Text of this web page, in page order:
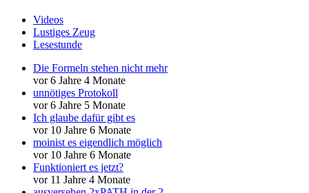
Videos
Lustiges Zeug
Lesestunde
Die Formeln stehen nicht mehr
vor 6 Jahre 4 Monate
unnötiges Protokoll
vor 6 Jahre 5 Monate
Ich glaube dafür gibt es
vor 10 Jahre 6 Monate
moinist es eigendlich möglich
vor 10 Jahre 6 Monate
Funktioniert es jetzt?
vor 11 Jahre 4 Monate